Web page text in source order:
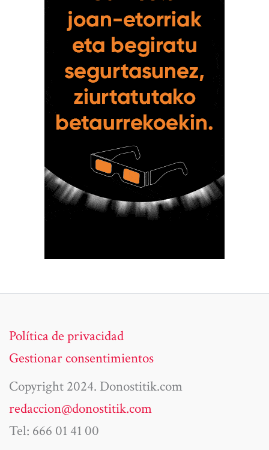
Política de privacidad
Gestionar consentimientos
Copyright 2024. Donostitik.com
redaccion@donostitik.com
Tel: 666 01 41 00